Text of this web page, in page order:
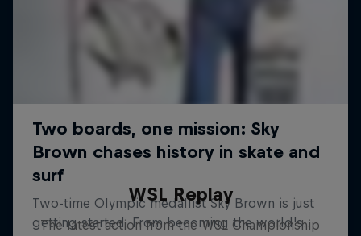
WSL Replay
The latest action from the WSL Championship